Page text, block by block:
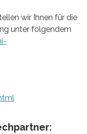
wir Ihnen für die
unter folgendem